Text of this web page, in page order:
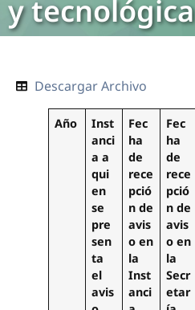
y tecnológica
Descargar Archivo
Año
Inst
anci
a a
qui
en
se
pre
sen
ta
el
avis
Fec
ha
de
rece
pció
n de
avis
o en
la
Inst
anci
Fec
ha
de
rece
pció
n de
avis
o en
la
Secr
etar